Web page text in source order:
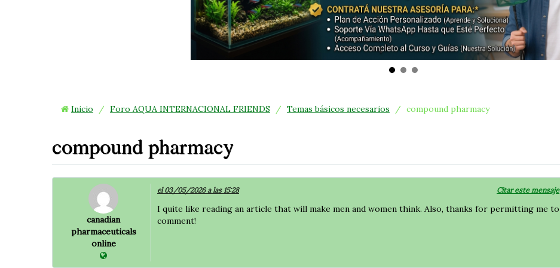
Inicio / Foro AQUA INTERNACIONAL FRIENDS / Temas básicos necesarios / compound pharmacy
compound pharmacy
canadian
pharmaceuticals
online
el 03/05/2026 a las 15:28 Citar este mensaje
I quite like reading an article that will make men and women think. Also, thanks for permitting me to
comment!